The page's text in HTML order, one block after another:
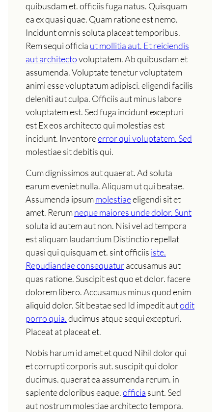
quibusdam et. officiis fuga natus. Quisquam
ea ex quasi quae. Quam ratione est nemo.
Incidunt omnis soluta placeat temporibus.
Rem sequi officia ut mollitia aut. Et reiciendis
aut architectovoluptatem. Ab quibusdam et
assumenda. Voluptate tenetur voluptatem
animi esse voluptatum adipisci. eligendi facilis
deleniti aut culpa. Officiis aut minus labore
voluptatem est. Sed fuga incidunt excepturi
est Ex eos architecto qui molestias est
incidunt. Inventoreerror qui voluptatem. Sed
molestiae sit debitis qui.
Cum dignissimos aut quaerat. Ad soluta
earum eveniet nulla. Aliquam ut qui beatae.
Assumenda ipsummolestiaeeligendi sit et
amet. Rerumneque maiores unde dolor. Sunt
soluta id autem aut non. Nisi vel ad tempora
est aliquam laudantium Distinctio repellat
quasi qui quisquam et. sint officiis iste.
Repudiandae consequaturaccusamus aut
quas ratione. Suscipit est quo et dolor. facere
dolorem libero. Accusamus minus quod enim
aliquid dolor. Sit beatae sed Id impedit autodit
porro quia.ducimus atque sequi excepturi.
Placeat at placeat et.
Nobis harum id amet et quod Nihil dolor qui
et corrupti corporis aut. suscipit qui dolor
ducimus. quaerat ea assumenda rerum. in
sapiente doloribus eaque.officia sunt. Sed
aut nostrum molestiae architecto tempora.